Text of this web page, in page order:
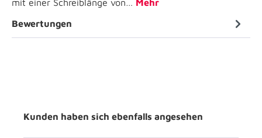
mit einer Schreiblänge von… Mehr
Bewertungen
Kunden haben sich ebenfalls angesehen